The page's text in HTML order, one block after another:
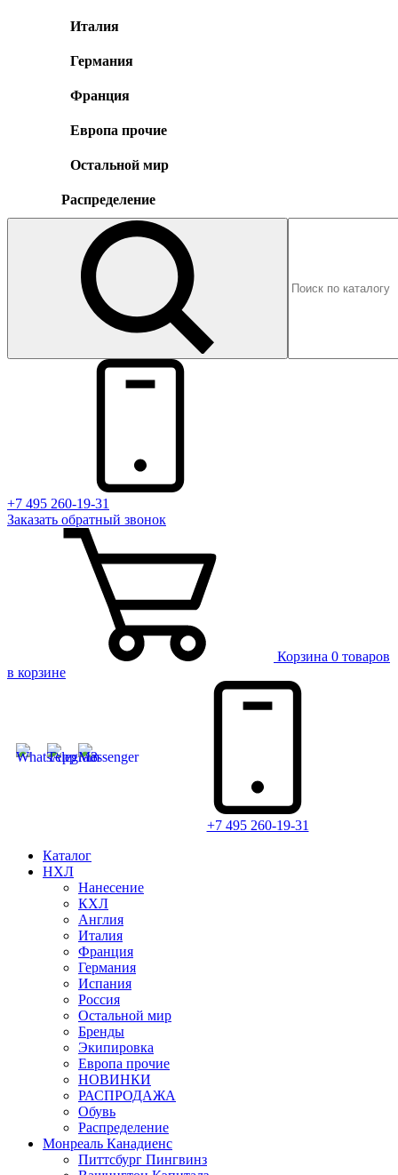
Италия
Германия
Франция
Европа прочие
Остальной мир
Распределение
+7 495 260-19-31
Заказать обратный звонок
Корзина 0 товаров
в корзине
+7 495 260-19-31
Каталог
НХЛ
Нанесение
КХЛ
Англия
Италия
Франция
Германия
Испания
Россия
Остальной мир
Бренды
Экипировка
Европа прочие
НОВИНКИ
РАСПРОДАЖА
Обувь
Распределение
Монреаль Канадиенс
Питтсбург Пингвинз